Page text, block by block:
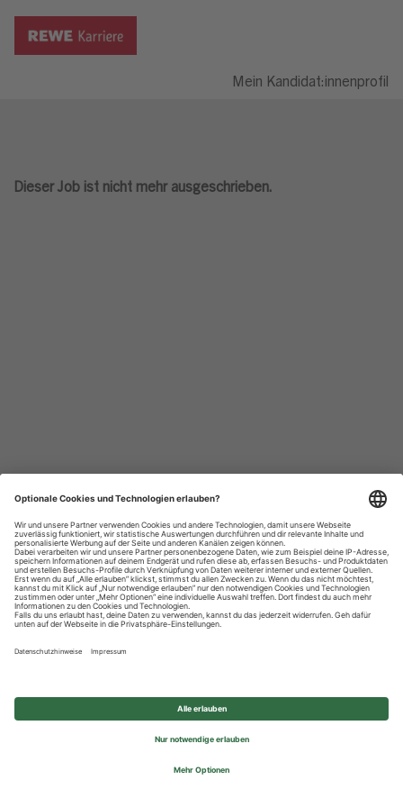
Mein Kandidat:innenprofil
Dieser Job ist nicht mehr ausgeschrieben.
Datenschutzhinweise
Impressum
Privatsphäre-Einstellungen
© 2026 REWE Group - All rights reserved